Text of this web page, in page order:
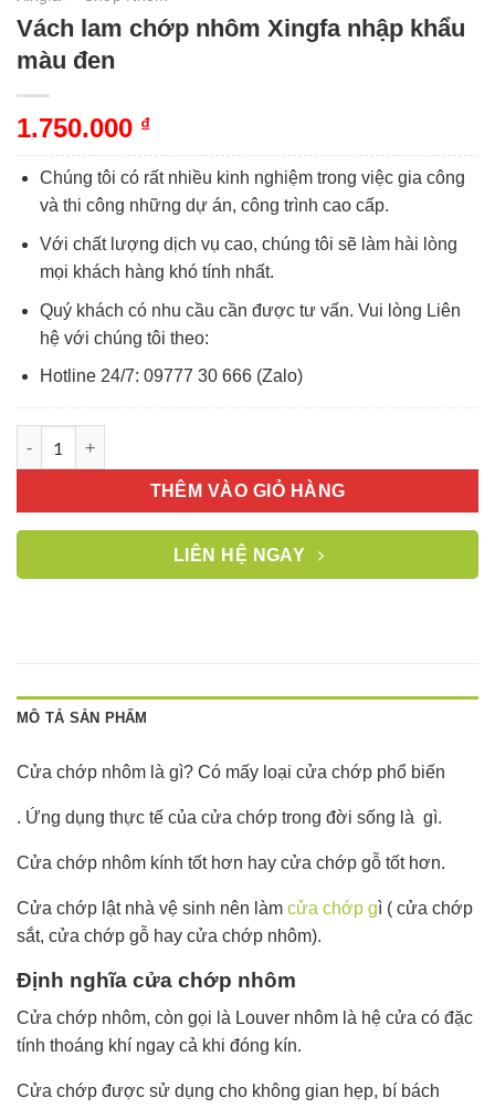
Vách lam chớp nhôm Xingfa nhập khẩu
màu đen
1.750.000 ₫
Chúng tôi có rất nhiều kinh nghiệm trong việc gia công
và thi công những dự án, công trình cao cấp.
Với chất lượng dịch vụ cao, chúng tôi sẽ làm hài lòng
mọi khách hàng khó tính nhất.
Quý khách có nhu cầu cần được tư vấn. Vui lòng Liên
hệ với chúng tôi theo:
Hotline 24/7: 09777 30 666 (Zalo)
THÊM VÀO GIỎ HÀNG
LIÊN HỆ NGAY
MÔ TẢ SẢN PHẨM
Cửa chớp nhôm là gì? Có mấy loại cửa chớp phổ biến
. Ứng dụng thực tế của cửa chớp trong đời sống là gì.
Cửa chớp nhôm kính tốt hơn hay cửa chớp gỗ tốt hơn.
Cửa chớp lật nhà vệ sinh nên làm cửa chớp gì ( cửa chớp
sắt, cửa chớp gỗ hay cửa chớp nhôm).
Định nghĩa cửa chớp nhôm
Cửa chớp nhôm, còn gọi là Louver nhôm là hệ cửa có đặc
tính thoáng khí ngay cả khi đóng kín.
Cửa chớp được sử dụng cho không gian hẹp, bí bách